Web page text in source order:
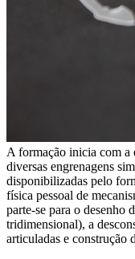
A formação inicia com a
diversas engrenagens
disponibilizadas pelo
física pessoal de
parte-se para o desenho
tridimensional), a
articuladas e construção